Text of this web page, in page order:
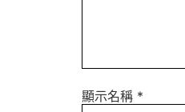
顯示名稱 *